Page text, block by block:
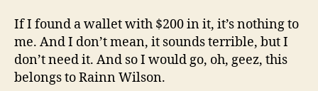
If I found a wallet with $200 in it, it’s nothing to
me. And I don’t mean, it sounds terrible, but I
don’t need it. And so I would go, oh, geez, this
belongs to Rainn Wilson.